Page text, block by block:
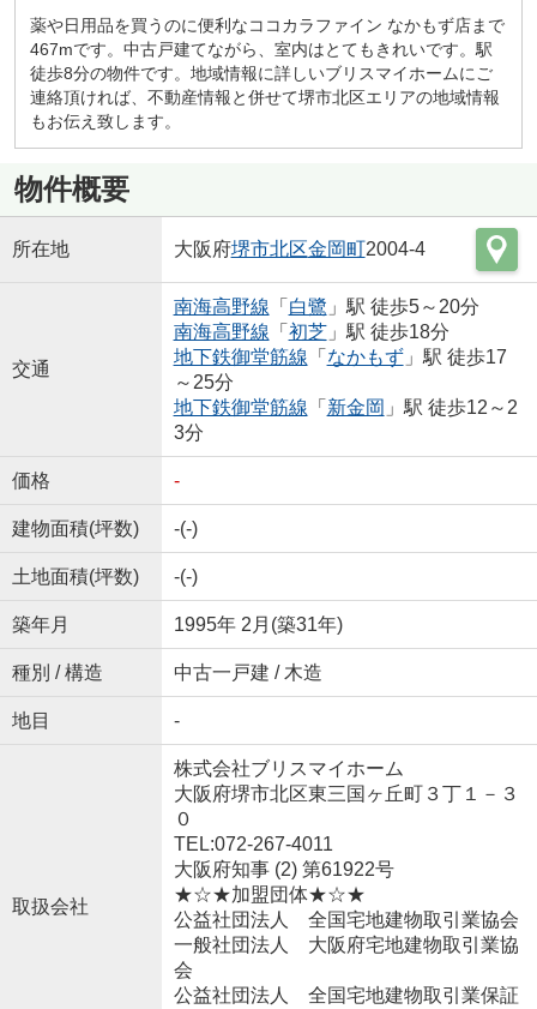
薬や日用品を買うのに便利なココカラファイン なかもず店まで
467mです。中古戸建てながら、室内はとてもきれいです。駅
徒歩8分の物件です。地域情報に詳しいブリスマイホームにご
連絡頂ければ、不動産情報と併せて堺市北区エリアの地域情報
もお伝え致します。
物件概要
所在地 大阪府堺市北区金岡町 2004-4
交通
南海高野線 「 白鷺 」駅 徒歩5～20分
南海高野線 「 初芝」駅 徒歩18分
地下鉄御堂筋線 「 なかもず」駅 徒歩17
～25分
地下鉄御堂筋線 「 新金岡 」駅 徒歩12～2
3分
価格 -
建物面積(坪数) -(-)
土地面積(坪数) -(-)
築年月 1995年 2月(築31年)
種別 / 構造 中古一戸建 / 木造
地目 -
取扱会社
株式会社ブリスマイホーム
大阪府堺市北区東三国ヶ丘町３丁１－３
０
TEL:072-267-4011
大阪府知事 (2) 第61922号
★☆★加盟団体★☆★
公益社団法人 全国宅地建物取引業協会
一般社団法人 大阪府宅地建物取引業協
会
公益社団法人 全国宅地建物取引業保証